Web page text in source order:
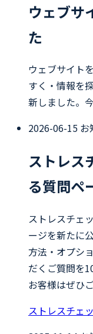
ウェブサ
た
ウェブサイト
すく・情報を
新しました。
2026-06-15 お
ストレス
る質問ペ
ストレスチェ
ージを新たに
方法・オプシ
だくご質問を
お客様はぜひ
ストレスチェ